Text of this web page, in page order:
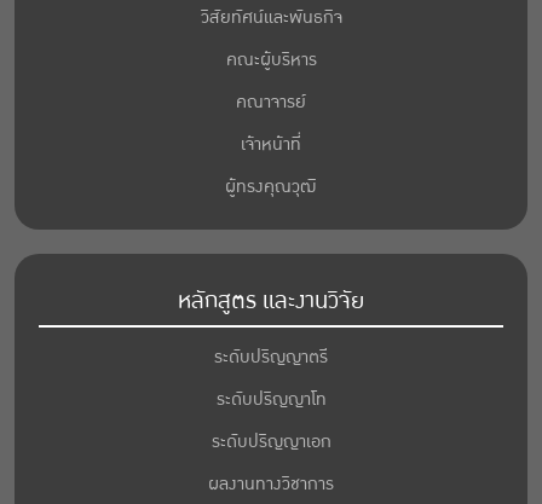
วิสัยทัศน์และพันธกิจ
คณะผู้บริหาร
คณาจารย์
เจ้าหน้าที่
ผู้ทรงคุณวุฒิ
หลักสูตร และงานวิจัย
ระดับปริญญาตรี
ระดับปริญญาโท
ระดับปริญญาเอก
ผลงานทางวิชาการ